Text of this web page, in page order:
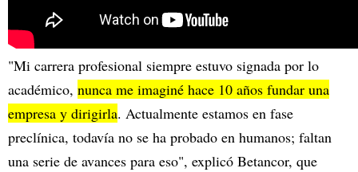
"Mi carrera profesional siempre estuvo signada por lo
académico, nunca me imaginé hace 10 años fundar una
empresa y dirigirla. Actualmente estamos en fase
preclínica, todavía no se ha probado en humanos; faltan
una serie de avances para eso", explicó Betancor, que